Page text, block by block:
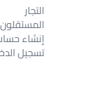
التجار
إنشاء
تسجيل